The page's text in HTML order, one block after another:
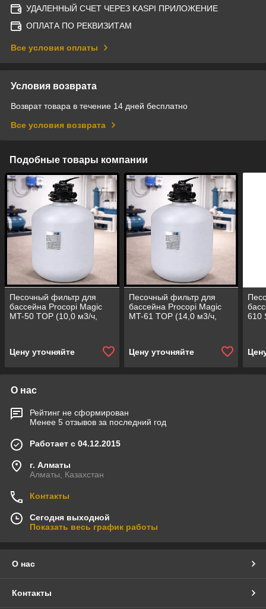
УДАЛЕННЫЙ СЧЕТ ЧЕРЕЗ KASPI ПРИЛОЖЕНИЕ
ОПЛАТА ПО РЕКВИЗИТАМ
Все условия оплаты
Условия возврата
Возврат товара в течение 14 дней бесплатно
Все условия возврата
Подобные товары компании
Песочный фильтр для
бассейна Procopi Magic
MT-50 TOP (10,0 м3/ч,
Цену уточняйте
Песочный фильтр для
бассейна Procopi Magic
MT-61 TOP (14,0 м3/ч,
Цену уточняйте
610
О нас
Рейтинг не сформирован
Менее 5 отзывов за последний год
Работает с 04.12.2015
г. Алматы
Алматы, Казахстан
Контакты
Сегодня выходной
Показать весь график работы
О нас
Контакты